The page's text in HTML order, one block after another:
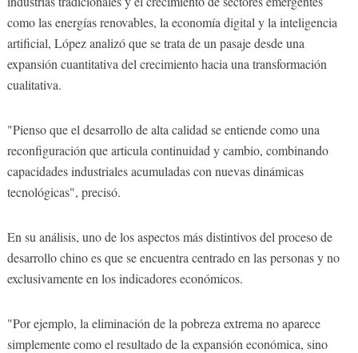
como las energías renovables, la economía digital y la inteligencia
artificial, López analizó que se trata de un pasaje desde una
expansión cuantitativa del crecimiento hacia una transformación
cualitativa.
"Pienso que el desarrollo de alta calidad se entiende como una
reconfiguración que articula continuidad y cambio, combinando
capacidades industriales acumuladas con nuevas dinámicas
tecnológicas", precisó.
En su análisis, uno de los aspectos más distintivos del proceso de
desarrollo chino es que se encuentra centrado en las personas y no
exclusivamente en los indicadores económicos.
"Por ejemplo, la eliminación de la pobreza extrema no aparece
simplemente como el resultado de la expansión económica, sino